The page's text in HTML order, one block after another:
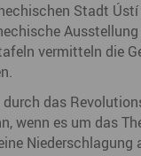
(GDZ)
Stadt
vermitteln die
das
wenn es um das